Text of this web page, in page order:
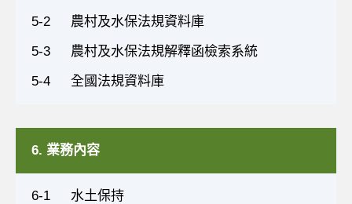
5-2
農村及水保法規資料庫
5-3
農村及水保法規解釋函檢索系統
5-4
全國法規資料庫
6. 業務內容
6-1
水土保持